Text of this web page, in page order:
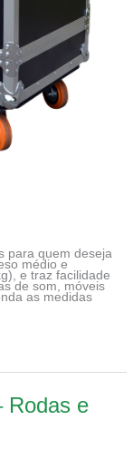
para quem deseja
médio e
e traz facilidade
de som, móveis
as medidas
Rodas e